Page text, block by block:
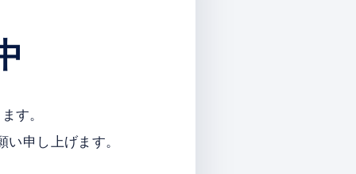
す。
申し上げます。